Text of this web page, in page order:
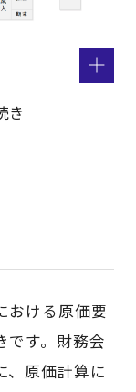
き
おける原価要
です。財務会
、原価計算に